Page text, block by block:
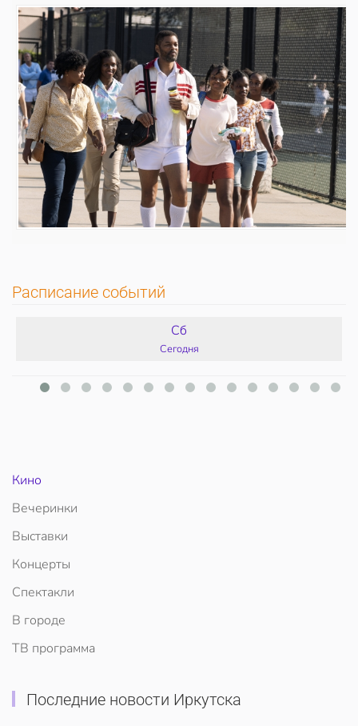
Расписание событий
Сб
Сегодня
Кино
Вечеринки
Выставки
Концерты
Спектакли
В городе
ТВ программа
Последние новости Иркутска